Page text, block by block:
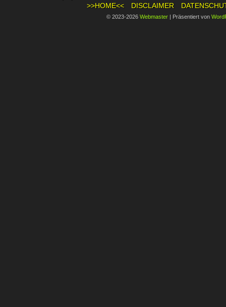
>>HOME<<
DISCLAIMER
© 2023-2026 Webmaster | Präsentiert von